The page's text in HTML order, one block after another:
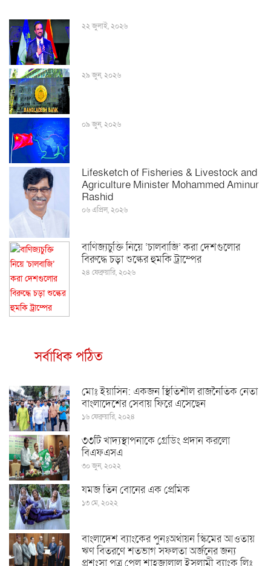
২২ জুলাই, ২০২৬
২৯ জুন, ২০২৬
০৯ জুন, ২০২৬
Lifesketch of Fisheries & Livestock and
Agriculture Minister Mohammed Aminur
Rashid
০৬ এপ্রিল, ২০২৬
বাণিজ্যচুক্তি নিয়ে ‘চালবাজি’ করা দেশগুলোর
বিরুদ্ধে চড়া শুল্কের হুমকি ট্রাম্পের
২৪ ফেব্রুয়ারি, ২০২৬
সর্বাধিক পঠিত
মোঃ ইয়াসিন: একজন স্থিতিশীল রাজনৈতিক নেতা
বাংলাদেশের সেবায় ফিরে এসেছেন
১৬ ফেব্রুয়ারি, ২০২৪
৩৩টি খাদ্যস্থাপনাকে গ্রেডিং প্রদান করলো
বিএফএসএ
৩০ জুন, ২০২২
যমজ তিন বোনের এক প্রেমিক
১৩ মে, ২০২২
বাংলাদেশ ব্যাংকের পুনঃঅর্থায়ন স্কিমের আওতায়
ঋণ বিতরণে শতভাগ সফলতা অর্জনের জন্য